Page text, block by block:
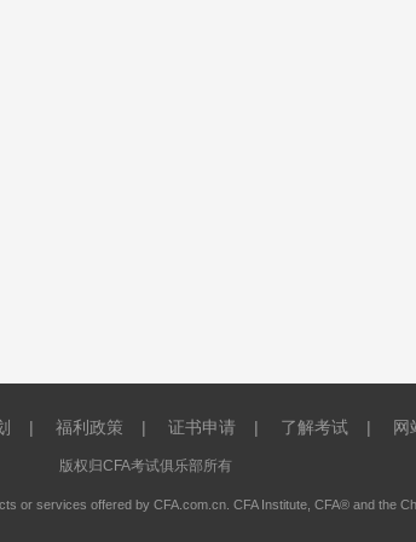
| 福利政策 | 证书申请 | 了解考试 | 网
版权归CFA考试俱乐部所有
or services offered by CFA.com.cn. CFA Institute, CFA® and the